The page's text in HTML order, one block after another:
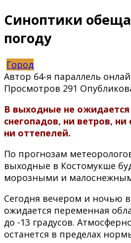
Синоптики
погоду
Город
Автор 64-я параллель
Просмотров 291
В выходные не
снегопадов, ни ветров,
ни оттепелей.
По прогнозам
выходные в Костомукше
морозными и
Сегодня вечером и ночью
ожидается переменная
до -13 градусов.
останется в пределах